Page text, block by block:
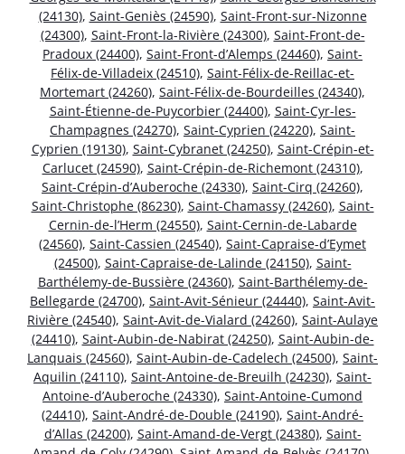
(24130), Saint-Geniès (24590), Saint-Front-sur-Nizonne
(24300), Saint-Front-la-Rivière (24300), Saint-Front-de-
Pradoux (24400), Saint-Front-d’Alemps (24460), Saint-
Félix-de-Villadeix (24510), Saint-Félix-de-Reillac-et-
Mortemart (24260), Saint-Félix-de-Bourdeilles (24340),
Saint-Étienne-de-Puycorbier (24400), Saint-Cyr-les-
Champagnes (24270), Saint-Cyprien (24220), Saint-
Cyprien (19130), Saint-Cybranet (24250), Saint-Crépin-et-
Carlucet (24590), Saint-Crépin-de-Richemont (24310),
Saint-Crépin-d’Auberoche (24330), Saint-Cirq (24260),
Saint-Christophe (86230), Saint-Chamassy (24260), Saint-
Cernin-de-l’Herm (24550), Saint-Cernin-de-Labarde
(24560), Saint-Cassien (24540), Saint-Capraise-d’Eymet
(24500), Saint-Capraise-de-Lalinde (24150), Saint-
Barthélemy-de-Bussière (24360), Saint-Barthélemy-de-
Bellegarde (24700), Saint-Avit-Sénieur (24440), Saint-Avit-
Rivière (24540), Saint-Avit-de-Vialard (24260), Saint-Aulaye
(24410), Saint-Aubin-de-Nabirat (24250), Saint-Aubin-de-
Lanquais (24560), Saint-Aubin-de-Cadelech (24500), Saint-
Aquilin (24110), Saint-Antoine-de-Breuilh (24230), Saint-
Antoine-d’Auberoche (24330), Saint-Antoine-Cumond
(24410), Saint-André-de-Double (24190), Saint-André-
d’Allas (24200), Saint-Amand-de-Vergt (24380), Saint-